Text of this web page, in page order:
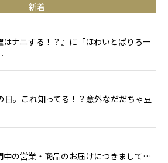
新着
はナニする！？』に「ほわいとぱりろー
日。これ知ってる！？意外なだだちゃ豆
中の営業・商品のお届けにつきまして…